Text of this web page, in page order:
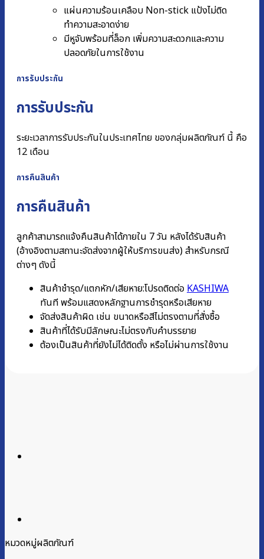
แผ่นความร้อนเคลือบ Non-stick แป้งไม่ติด
ทำความสะอาดง่าย
มีหูจับพร้อมที่ล็อก เพิ่มความสะดวกและความ
ปลอดภัยในการใช้งาน
การรับประกัน
การรับประกัน
ระยะเวลาการรับประกันในประเทศไทย ของกลุ่มผลิตภัณฑ์ นี้ คือ
12 เดือน
การคืนสินค้า
การคืนสินค้า
ลูกค้าสามารถแจ้งคืนสินค้าได้ภายใน 7 วัน หลังได้รับสินค้า
(อ้างอิงตามสถานะจัดส่งจากผู้ให้บริการขนส่ง) สำหรับกรณี
ต่างๆ ดังนี้
สินค้าชำรุด/แตกหัก/เสียหาย:โปรดติดต่อ KASHIWA
ทันที พร้อมแสดงหลักฐานการชํารุดหรือเสียหาย
จัดส่งสินค้าผิด เช่น ขนาดหรือสีไม่ตรงตามที่สั่งซื้อ
สินค้าที่ได้รับมีลักษณะไม่ตรงกับคำบรรยาย
ต้องเป็นสินค้าที่ยังไม่ได้ติดตั้ง หรือไม่ผ่านการใช้งาน
หมวดหมู่ผลิตภัณฑ์